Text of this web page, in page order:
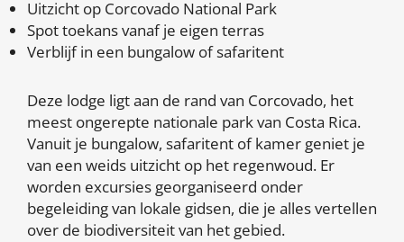
Uitzicht op Corcovado National Park
Spot toekans vanaf je eigen terras
Verblijf in een bungalow of safaritent
Deze lodge ligt aan de rand van Corcovado, het
meest ongerepte nationale park van Costa Rica.
Vanuit je bungalow, safaritent of kamer geniet je
van een weids uitzicht op het regenwoud. Er
worden excursies georganiseerd onder
begeleiding van lokale gidsen, die je alles vertellen
over de biodiversiteit van het gebied.